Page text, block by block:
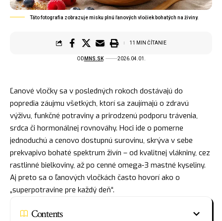
Táto fotografia zobrazuje misku plnú ľanových vločiek bohatých na živiny.
OD MNS.SK 2026.04.01.
11 MIN ČÍTANIE
Ľanové vločky sa v posledných rokoch dostávajú do
popredia záujmu všetkých, ktorí sa zaujímajú o zdravú
výživu, funkčné potraviny a prirodzenú podporu trávenia,
srdca či hormonálnej rovnováhy. Hoci ide o pomerne
jednoduchú a cenovo dostupnú surovinu, skrýva v sebe
prekvapivo bohaté spektrum živín – od kvalitnej vlákniny, cez
rastlinné bielkoviny, až po cenné omega‑3 mastné kyseliny.
Aj preto sa o ľanových vločkách často hovorí ako o
„superpotravine pre každý deň“.
Contents